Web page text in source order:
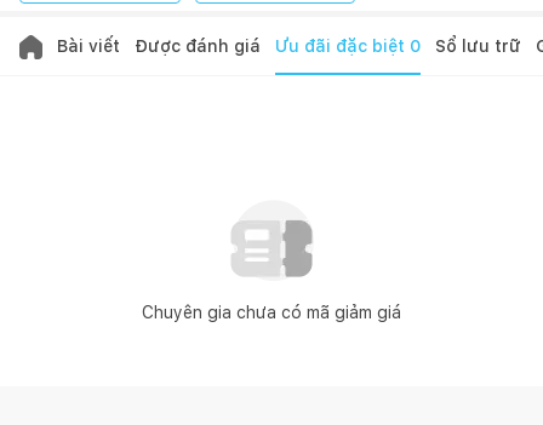
Bài viết Được đánh giá Ưu đãi đặc biệt 0 Sổ lưu trữ
Chuyên gia chưa có mã giảm giá